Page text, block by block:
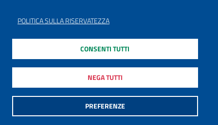
POLITICA SULLA RISERVATEZZA
PREFERENZE
NEGA TUTTI
CONSENTI TUTTI